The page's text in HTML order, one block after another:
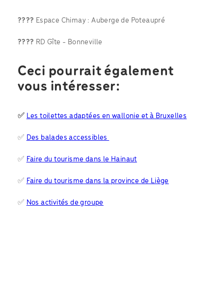
???? Espace Chimay : Auberge de Poteaupré
???? RD Gîte - Bonneville
Ceci pourrait également
vous intéresser:
✅ Les toilettes adaptées en wallonie et à Bruxelles
✅ Des balades accessibles
✅ Faire du tourisme dans le Hainaut
✅ Faire du tourisme dans la province de Liège
✅ Nos activités de groupe